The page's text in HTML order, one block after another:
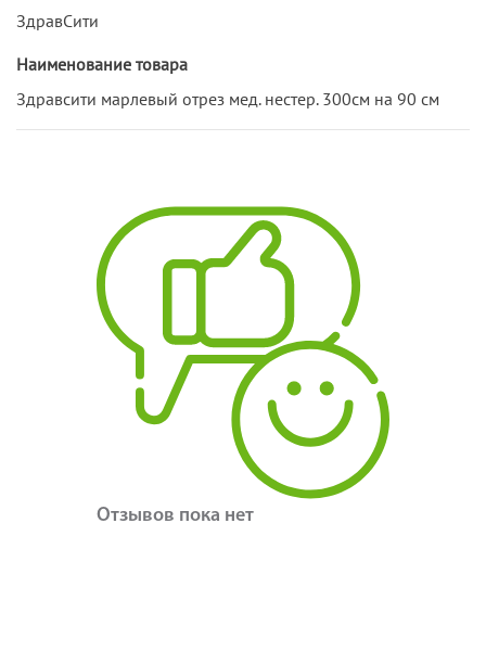
ЗдравСити
Наименование товара
Здравсити марлевый отрез мед. нестер. 300см на 90 см
Отзывов пока нет